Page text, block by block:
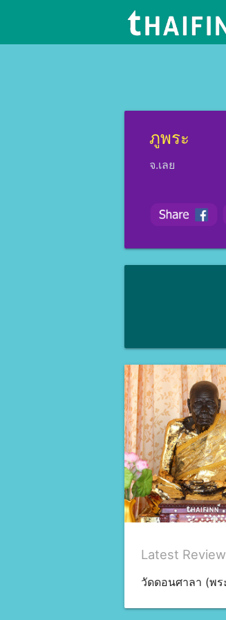
ภูพระ
จ.เลย
Latest Review